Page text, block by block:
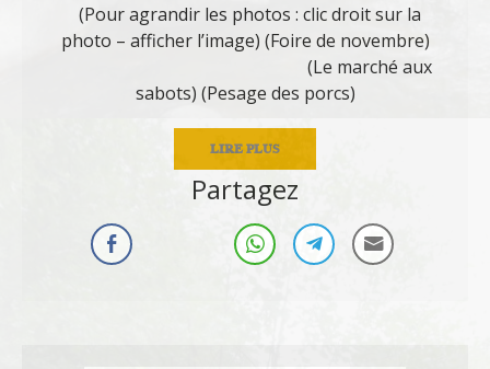
(Pour agrandir les photos : clic droit sur la
photo – afficher l’image) (Foire de novembre)
(Le marché aux
sabots) (Pesage des porcs)
LIRE PLUS
Partagez